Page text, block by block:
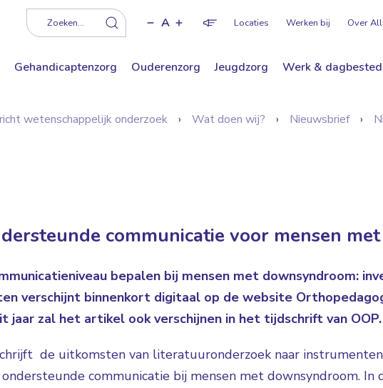
Zoeken... A Locaties Werken bij Over
Darkmode: Off
Gehandicaptenzorg Ouderenzorg Jeugdzorg Werk &
wetenschappelijk onderzoek Wat doen wij? Nieuwsbrief
communicatie voor mensen
bepalen bij mensen met downsyndroom:
verschijnt binnenkort digitaal op de website
jaar zal het artikel ook verschijnen in het tijdschrift van OOP.
de uitkomsten van literatuuronderzoek naar
communicatie bij mensen met downsyndroom.